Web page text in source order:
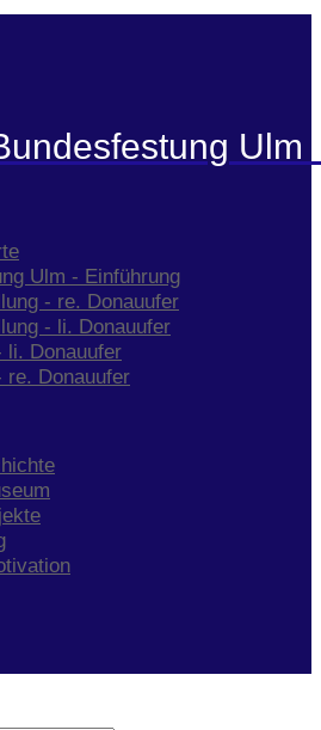
Ulm
Ulm - Einführung
- re. Donauufer
- li. Donauufer
li. Donauufer
re. Donauufer